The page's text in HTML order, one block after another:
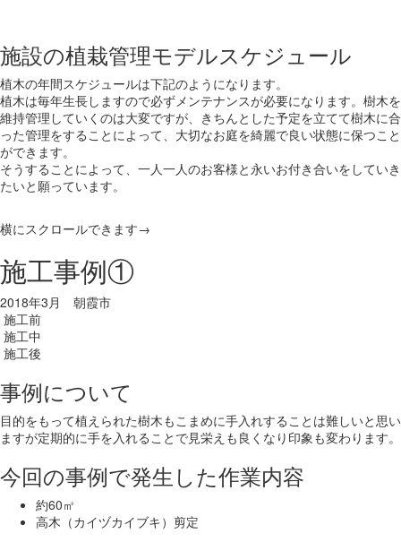
施設の植栽管理モデルスケジュール
植木の年間スケジュールは下記のようになります。
植木は毎年生長しますので必ずメンテナンスが必要になります。樹木を
維持管理していくのは大変ですが、きちんとした予定を立てて樹木に合
った管理をすることによって、大切なお庭を綺麗で良い状態に保つこと
ができます。
そうすることによって、一人一人のお客様と永いお付き合いをしていき
たいと願っています。
横にスクロールできます→
施工事例①
2018年3月 朝霞市
施工前
施工中
施工後
事例について
目的をもって植えられた樹木もこまめに手入れすることは難しいと思い
ますが定期的に手を入れることで見栄えも良くなり印象も変わります。
今回の事例で発生した作業内容
約60㎡
高木（カイヅカイブキ）剪定